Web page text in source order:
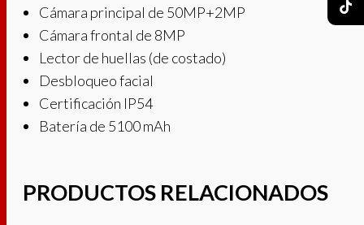
Cámara principal de 50MP+2MP
Cámara frontal de 8MP
Lector de huellas (de costado)
Desbloqueo facial
Certificación IP54
Batería de 5100 mAh
PRODUCTOS RELACIONADOS